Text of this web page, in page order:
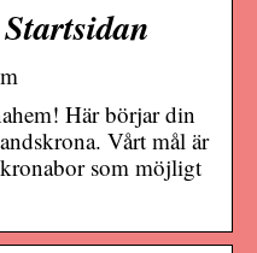
Här börjar din
Vårt mål är
som möjligt